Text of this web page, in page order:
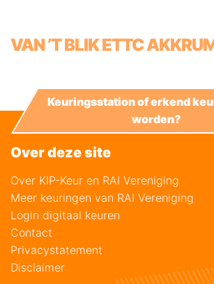
VAN ’T BLIK ETTC
Over deze site
Over KIP-Keur en RAI Vereniging
Meer keuringen van RAI Vereniging
Login digitaal keuren
Contact
Privacystatement
Disclaimer
Keuringsstation of erkend
worden?